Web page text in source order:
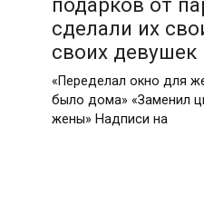
подарков от
сделали их
своих девушек
«Переделал окно для
было дома» «Заменил
жены» Надписи на